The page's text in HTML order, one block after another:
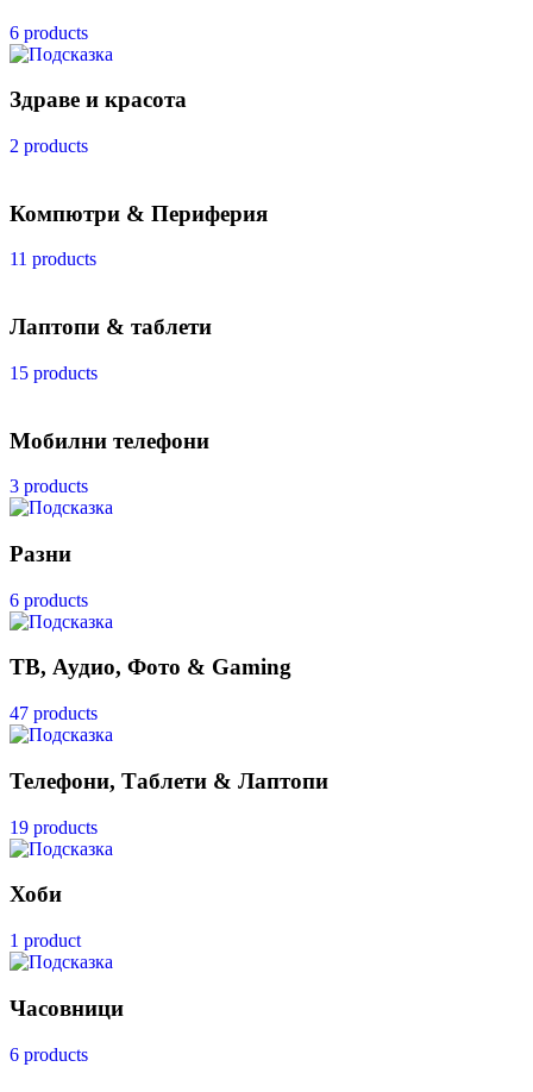
6 products
Здраве и красота
2 products
Компютри & Периферия
11 products
Лаптопи & таблети
15 products
Мобилни телефони
3 products
Разни
6 products
ТВ, Аудио, Фото & Gaming
47 products
Телефони, Таблети & Лаптопи
19 products
Хоби
1 product
Часовници
6 products